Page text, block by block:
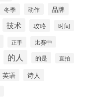
冬季 动作
品牌
技术 攻略 时间
正手 比赛中
的人 的是 直拍
英语 诗人